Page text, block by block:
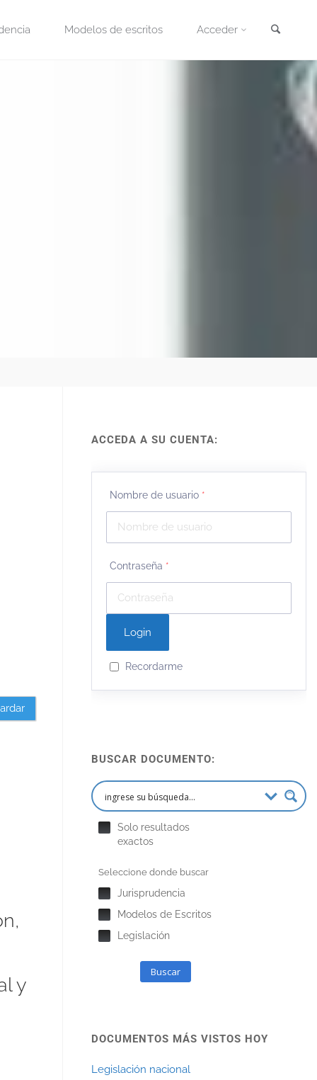
Modelos de escritos Acceder
y
ACCEDA A SU CUENTA:
Nombre de usuario *
Contraseña *
Recordarme
BUSCAR DOCUMENTO:
Solo resultados
exactos
Seleccione donde buscar
Jurisprudencia
Modelos de Escritos
Legislación
Buscar
DOCUMENTOS MÁS VISTOS HOY
Legislación nacional